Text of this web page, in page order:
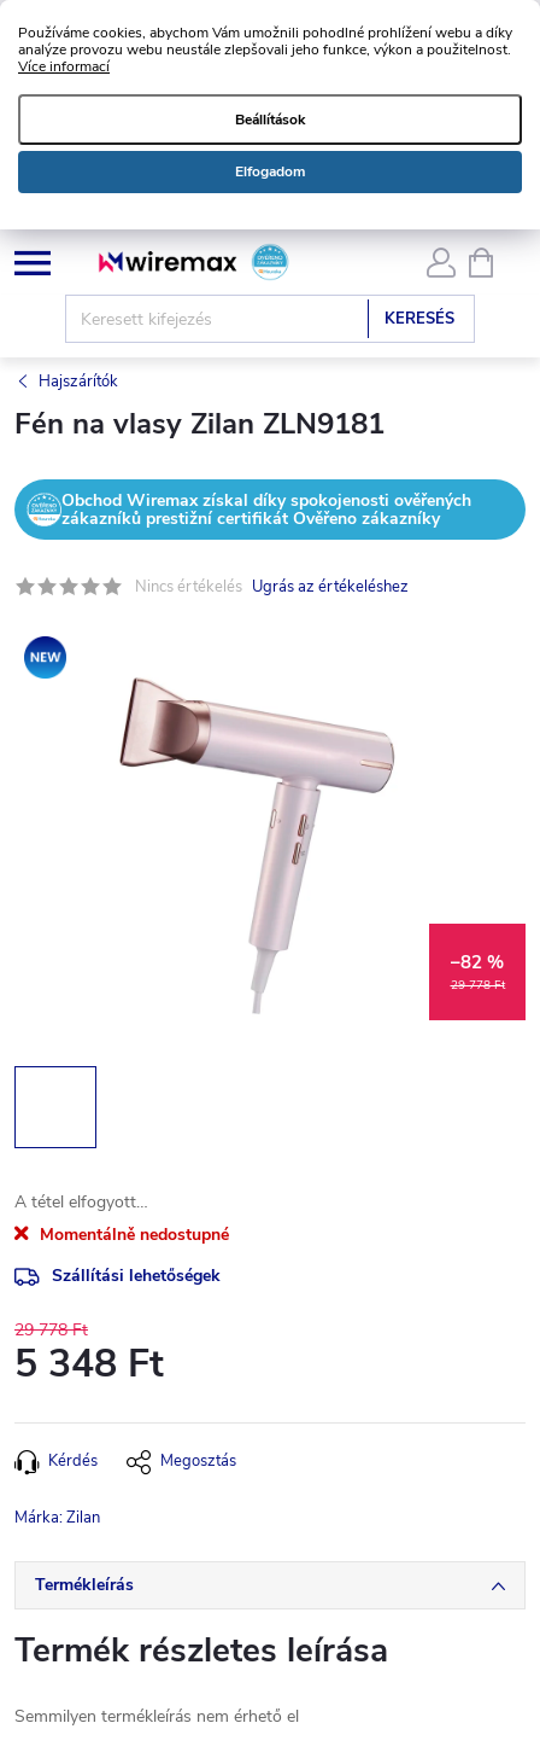
Používáme cookies, abychom Vám umožnili pohodlné prohlížení webu a díky
analýze provozu webu neustále zlepšovali jeho funkce, výkon a použitelnost.
Více informací
Beállítások
Elfogadom
Ugrás
KERESÉS
Hajszárítók
Fén na vlasy Zilan ZLN9181
Obchod Wiremax získal díky spokojenosti ověřených
zákazníků prestižní certifikát Ověřeno zákazníky
Nincs értékelés Ugrás az értékeléshez
Újdonság
29 778 Ft
–82 %
A tétel elfogyott…
Momentálně nedostupné
Szállítási lehetőségek
29 778 Ft
5 348 Ft
Kérdés Megosztás
Márka:Zilan
Termékleírás
Termék részletes leírása
Semmilyen termékleírás nem érhető el